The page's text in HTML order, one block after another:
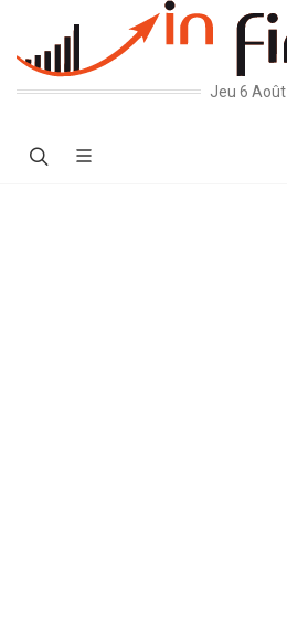
Jeu 6 Août